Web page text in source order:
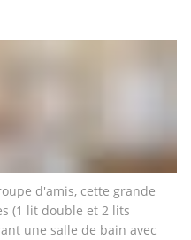
d'amis, cette grande
(1 lit double et 2 lits
une salle de bain avec